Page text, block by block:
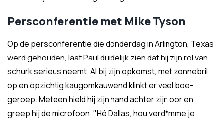
Persconferentie met Mike Tyson
Op de persconferentie die donderdag in Arlington, Texas
werd gehouden, laat Paul duidelijk zien dat hij zijn rol van
schurk serieus neemt. Al bij zijn opkomst, met zonnebril
op en opzichtig kaugomkauwend klinkt er veel boe-
geroep. Meteen hield hij zijn hand achter zijn oor en
greep hij de microfoon. "Hé Dallas, hou verd*mme je